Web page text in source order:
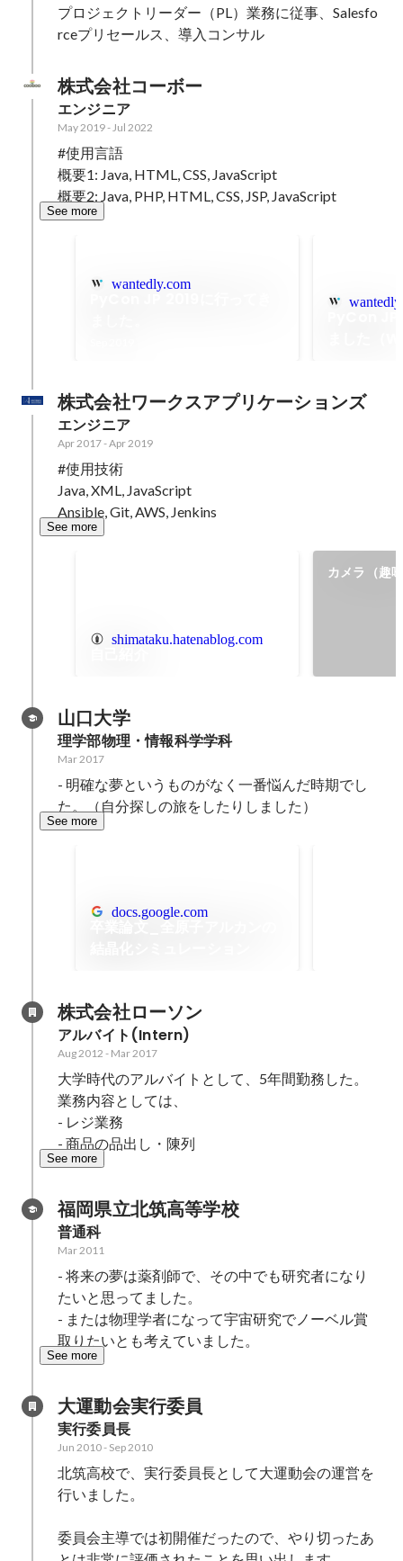
プロジェクトリーダー（PL）業務に従事、Salesfo
rceプリセールス、導入コンサル
株式会社コーボー
エンジニア
May 2019- Jul 2022
#使用言語
概要1: Java, HTML, CSS, JavaScript
概要2: Java, PHP, HTML, CSS, JSP, JavaScript
See more
wantedly.com
株式会社ワークスアプリケーションズ
エンジニア
Apr 2017-Apr 2019
#使用技術
Java, XML, JavaScript
Ansible, Git, AWS, Jenkins
See more
shimataku.hatenablog.com
カメラ（趣
山口大学
理学部物理・情報科学学科
Mar 2017
- 明確な夢というものがなく一番悩んだ時期でし
た。（自分探しの旅をしたりしました）
See more
docs.google.com
株式会社ローソン
アルバイト(Intern)
Aug 2012 - Mar 2017
大学時代のアルバイトとして、5年間勤務した。
業務内容としては、
- レジ業務
- 商品の品出し・陳列
See more
福岡県立北筑高等学校
普通科
Mar 2011
- 将来の夢は薬剤師で、その中でも研究者になり
たいと思ってました。
- または物理学者になって宇宙研究でノーベル賞
取りたいとも考えていました。
See more
大運動会実行委員
実行委員長
Jun 2010- Sep 2010
北筑高校で、実行委員長として大運動会の運営を
行いました。
委員会主導では初開催だったので、やり切ったあ